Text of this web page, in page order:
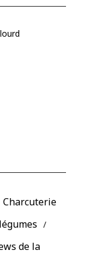
Charcuterie
de la